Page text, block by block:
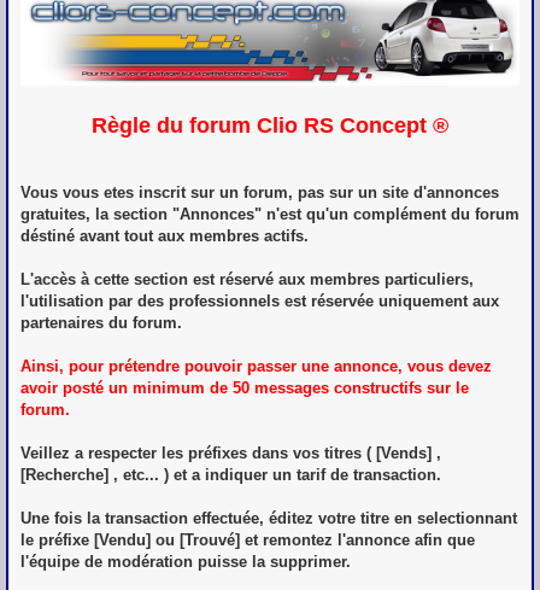
s
s
Règle du forum Clio RS Concept ®
Vous vous etes inscrit sur un forum, pas sur un site d'annonces
gratuites, la section "Annonces" n'est qu'un complément du forum
déstiné avant tout aux membres actifs.
L'accès à cette section est réservé aux membres particuliers,
l'utilisation par des professionnels est réservée uniquement aux
partenaires du forum.
Ainsi, pour prétendre pouvoir passer une annonce, vous devez
avoir posté un minimum de 50 messages constructifs sur le
forum.
Veillez a respecter les préfixes dans vos titres ( [Vends] ,
[Recherche] , etc... ) et a indiquer un tarif de transaction.
Une fois la transaction effectuée, éditez votre titre en selectionnant
le préfixe [Vendu] ou [Trouvé] et remontez l'annonce afin que
l'équipe de modération puisse la supprimer.